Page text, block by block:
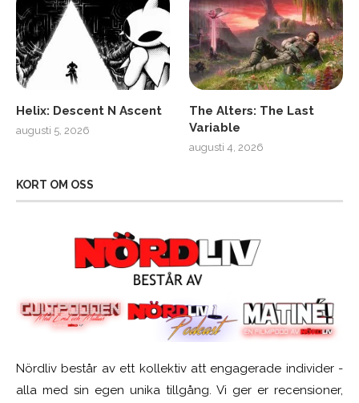
Helix: Descent N Ascent
augusti 5, 2026
The Alters: The Last
Variable
augusti 4, 2026
KORT OM OSS
Nördliv består av ett kollektiv att engagerade individer -
alla med sin egen unika tillgång. Vi ger er recensioner,